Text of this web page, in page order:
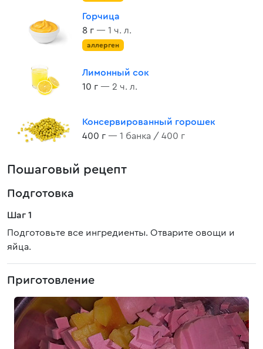
Горчица
8 г — 1 ч. л.
аллерген
Лимонный сок
10 г — 2 ч. л.
Консервированный горошек
400 г — 1 банка / 400 г
Пошаговый рецепт
Подготовка
Шаг 1
Подготовьте все ингредиенты. Отварите овощи и
яйца.
Приготовление